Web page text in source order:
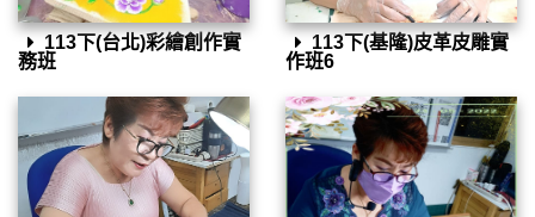
113下(台北)彩繪創作實
務班
113下(基隆)皮革皮雕實
作班6